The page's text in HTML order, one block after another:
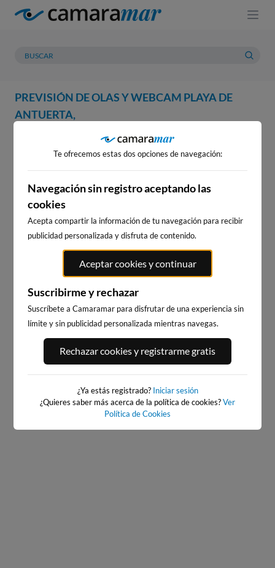
PREVISIÓN DE OLAS Y WEBCAM PLAYA DE
ANTUERTA,
PREVISIÓN METEOROLOGÍA
WEBCAM PLAYA DE ANTUERTA,
WEBCAMS CERCANAS
PLAYA DE EL RIS
6km · Arnuero
0.5 m CHOPI
Te ofrecemos estas dos opciones de navegación:
Navegación sin registro aceptando las
cookies
Acepta compartir la información de tu navegación para recibir
publicidad personalizada y disfruta de contenido.
Aceptar cookies y continuar
Suscribirme y rechazar
Suscríbete a Camaramar para disfrutar de una experiencia sin
límite y sin publicidad personalizada mientras navegas.
Rechazar cookies y registrarme gratis
¿Ya estás registrado? Iniciar sesión
¿Quieres saber más acerca de la política de cookies?Ver
Política de Cookies